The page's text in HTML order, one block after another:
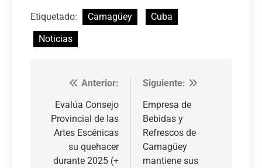
Etiquetado: Camagüey
Cuba
Noticias
Navegación
de
entradas
Anterior:
Evalúa Consejo
Provincial de las
Artes Escénicas
su quehacer
durante 2025 (+
Siguiente:
Empresa de
Bebidas y
Refrescos de
Camagüey
mantiene sus